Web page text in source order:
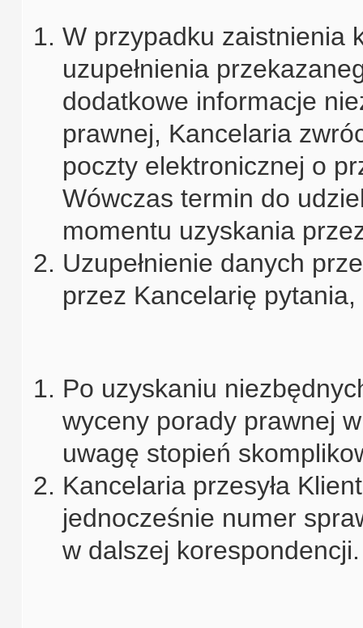
W przypadku zaistnienia
uzupełnienia
dodatkowe informacje
prawnej, Kancelaria
poczty elektronicznej o
Wówczas termin do
momentu uzyskania
Uzupełnienie danych
przez Kancelarię
Po uzyskaniu
wyceny porady prawnej
uwagę stopień
Kancelaria przesyła
jednocześnie numer
w dalszej korespondencji.